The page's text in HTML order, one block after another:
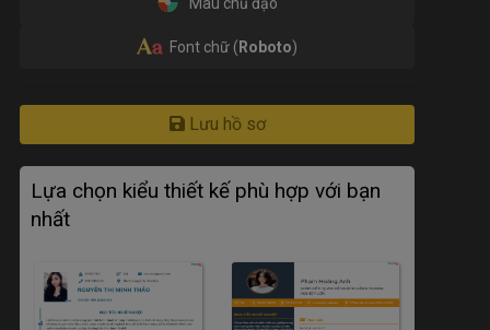
Font chữ (Roboto)
Lưu hồ sơ
Lựa chọn kiểu thiết kế phù hợp với bạn
nhất